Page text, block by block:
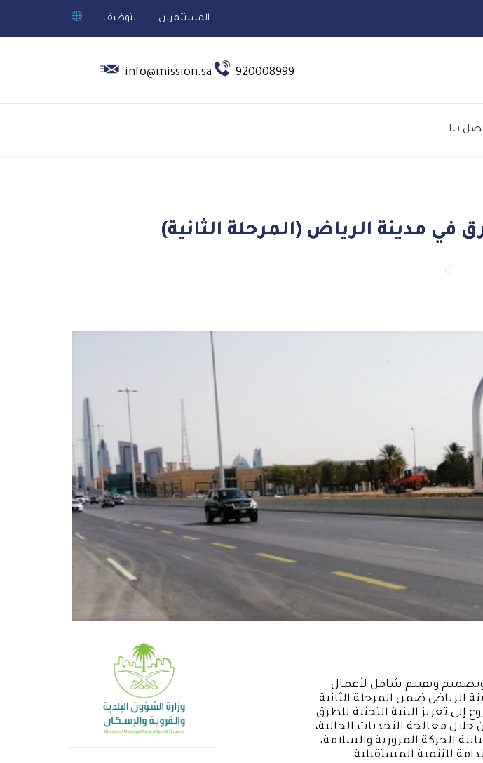
المستثمرين التوظيف
 info@mission.sa  920008999
toبنا
مدينة الرياض (المرحلة الثانية)

وتقييم شامل لأعمال
الرياض ضمن المرحلة الثانية.
تعزيز البنية التحتية للطرق
خلال معالجة التحديات الحالية،
الحركة المرورية والسلامة،
للتنمية المستقبلية.